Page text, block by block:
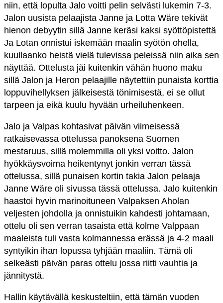
niin, että lopulta Jalo voitti pelin selvästi lukemin 7-3.
Jalon uusista pelaajista Janne ja Lotta Wäre tekivät
hienon debyytin sillä Janne keräsi kaksi syöttöpistettä
Ja Lotan onnistui iskemään maalin syötön ohella,
kuullaanko heistä vielä tulevissa peleissä niin aika sen
näyttää. Ottelusta jäi kuitenkin vähän huono maku
sillä Jalon ja Heron pelaajille näytettiin punaista korttia
loppuvihellyksen jälkeisestä tönimisestä, ei se ollut
tarpeen ja eikä kuulu hyvään urheiluhenkeen.
Jalo ja Valpas kohtasivat päivän viimeisessä
ratkaisevassa ottelussa panoksena Suomen
mestaruus, sillä molemmilla oli yksi voitto. Jalon
hyökkäysvoima heikentynyt jonkin verran tässä
ottelussa, sillä punaisen kortin takia Jalon pelaaja
Janne Wäre oli sivussa tässä ottelussa. Jalo kuitenkin
haastoi hyvin marinoituneen Valpaksen Aholan
veljesten johdolla ja onnistuikin kahdesti johtamaan,
ottelu oli sen verran tasaista että kolme Valppaan
maaleista tuli vasta kolmannessa erässä ja 4-2 maali
syntyikin ihan lopussa tyhjään maaliin. Tämä oli
selkeästi päivän paras ottelu jossa riitti vauhtia ja
jännitystä.
Hallin käytävällä keskusteltiin, että tämän vuoden